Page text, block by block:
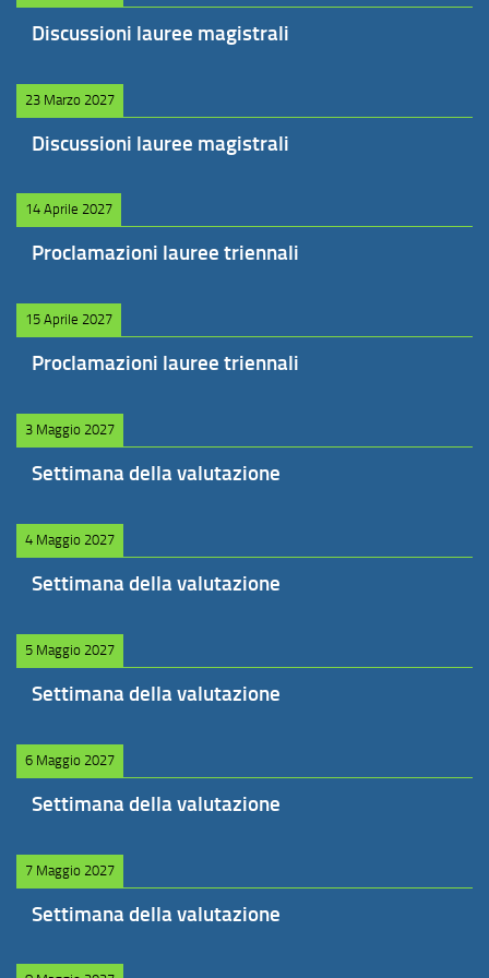
Discussioni lauree magistrali
23 Marzo 2027
Discussioni lauree magistrali
14 Aprile 2027
Proclamazioni lauree triennali
15 Aprile 2027
Proclamazioni lauree triennali
3 Maggio 2027
Settimana della valutazione
4 Maggio 2027
Settimana della valutazione
5 Maggio 2027
Settimana della valutazione
6 Maggio 2027
Settimana della valutazione
7 Maggio 2027
Settimana della valutazione